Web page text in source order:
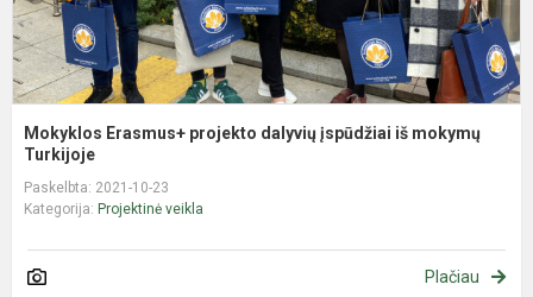
Mokyklos Erasmus+ projekto dalyvių įspūdžiai iš mokymų
Turkijoje
Paskelbta: 2021-10-23
Kategorija: Projektinė veikla
Plačiau